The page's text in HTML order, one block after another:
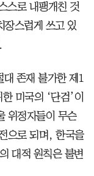
스로 내팽개친 것
장스럽게 쓰고 있
존재 불가한 제1
미국의 ‘단검’이
위정자들이 무슨
으로 되며, 한국을
대적 원칙은 불변